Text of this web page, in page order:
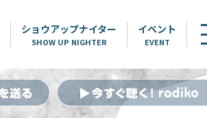
ショウアップナイター
SHOW UP NIGHTER
イベント
EVENT